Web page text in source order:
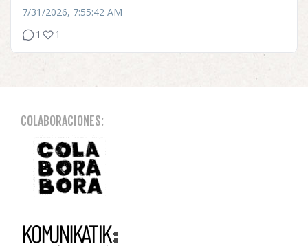
7/31/2026, 7:55:42 AM
1
1
COLABORACIONES: